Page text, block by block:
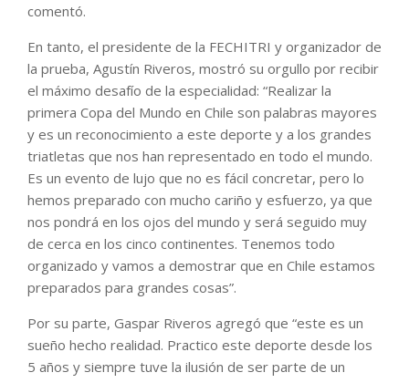
comentó.
En tanto, el presidente de la FECHITRI y organizador de
la prueba, Agustín Riveros, mostró su orgullo por recibir
el máximo desafío de la especialidad: “Realizar la
primera Copa del Mundo en Chile son palabras mayores
y es un reconocimiento a este deporte y a los grandes
triatletas que nos han representado en todo el mundo.
Es un evento de lujo que no es fácil concretar, pero lo
hemos preparado con mucho cariño y esfuerzo, ya que
nos pondrá en los ojos del mundo y será seguido muy
de cerca en los cinco continentes. Tenemos todo
organizado y vamos a demostrar que en Chile estamos
preparados para grandes cosas”.
Por su parte, Gaspar Riveros agregó que “este es un
sueño hecho realidad. Practico este deporte desde los
5 años y siempre tuve la ilusión de ser parte de un